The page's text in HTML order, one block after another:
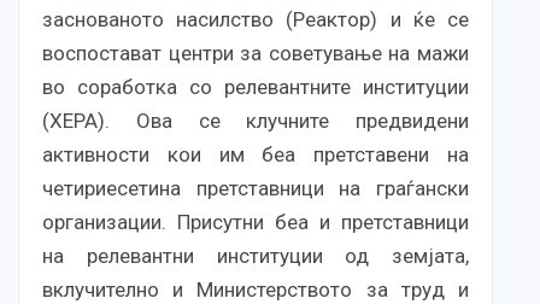
заснованото насилство (Реактор) и ќе се
воспостават центри за советување на мажи
во соработка со релевантните институции
(ХЕРА). Ова се клучните предвидени
активности кои им беа претставени на
четириесетина претставници на граѓански
организации. Присутни беа и претставници
на релевантни институции од земјата,
вклучително и Министерството за труд и